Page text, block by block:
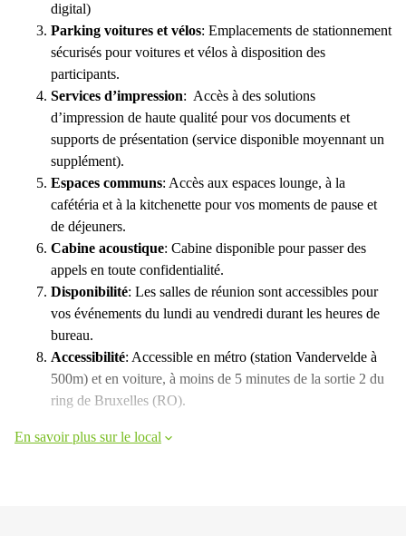
digital)
Parking voitures et vélos: Emplacements de stationnement
sécurisés pour voitures et vélos à disposition des
participants.
Services d’impression: Accès à des solutions
d’impression de haute qualité pour vos documents et
supports de présentation (service disponible moyennant un
supplément).
Espaces communs: Accès aux espaces lounge, à la
cafétéria et à la kitchenette pour vos moments de pause et
de déjeuners.
Cabine acoustique: Cabine disponible pour passer des
appels en toute confidentialité.
Disponibilité: Les salles de réunion sont accessibles pour
vos événements du lundi au vendredi durant les heures de
bureau.
Accessibilité: Accessible en métro (station Vandervelde à
500m) et en voiture, à moins de 5 minutes de la sortie 2 du
ring de Bruxelles (RO).
En savoir plus sur le local